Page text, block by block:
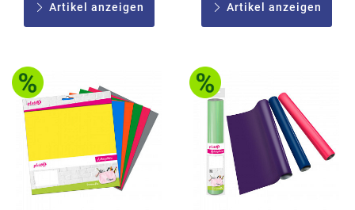
Artikel anzeigen Artikel anzeigen